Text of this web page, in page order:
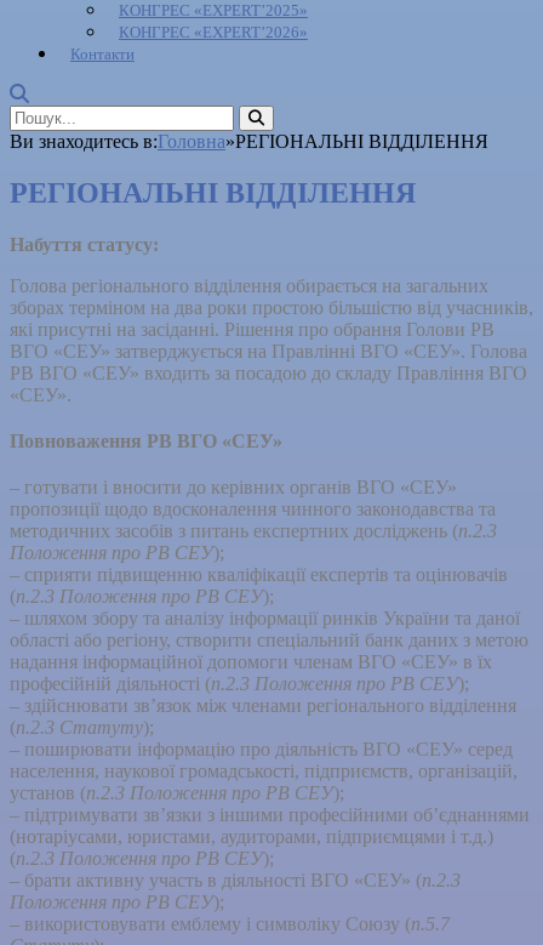
КОНГРЕС «EXPERT’2025»
КОНГРЕС «EXPERT’2026»
Контакти
Ви знаходитесь в:Головна»РЕГІОНАЛЬНІ ВІДДІЛЕННЯ
РЕГІОНАЛЬНІ ВІДДІЛЕННЯ
Набуття статусу:
Голова регіонального відділення обирається на загальних
зборах терміном на два роки простою більшістю від учасників,
які присутні на засіданні. Рішення про обрання Голови РВ
ВГО «СЕУ» затверджується на Правлінні ВГО «СЕУ». Голова
РВ ВГО «СЕУ» входить за посадою до складу Правління ВГО
«СЕУ».
Повноваження РВ ВГО «СЕУ»
– готувати і вносити до керівних органів ВГО «СЕУ»
пропозиції щодо вдосконалення чинного законодавства та
методичних засобів з питань експертних досліджень (п.2.3
Положення про РВ СЕУ);
– сприяти підвищенню кваліфікації експертів та оцінювачів
(п.2.3 Положення про РВ СЕУ);
– шляхом збору та аналізу інформації ринків України та даної
області або регіону, створити спеціальний банк даних з метою
надання інформаційної допомоги членам ВГО «СЕУ» в їх
професійній діяльності (п.2.3 Положення про РВ СЕУ);
– здійснювати зв’язок між членами регіонального відділення
(п.2.3 Статуту);
– поширювати інформацію про діяльність ВГО «СЕУ» серед
населення, наукової громадськості, підприємств, організацій,
установ (п.2.3 Положення про РВ СЕУ);
– підтримувати зв’язки з іншими професійними об’єднаннями
(нотаріусами, юристами, аудиторами, підприємцями і т.д.)
(п.2.3 Положення про РВ СЕУ);
– брати активну участь в діяльності ВГО «СЕУ» (п.2.3
Положення про РВ СЕУ);
– використовувати емблему і символіку Союзу (п.5.7